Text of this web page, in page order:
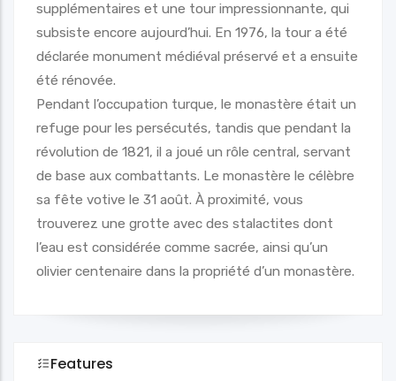
supplémentaires et une tour impressionnante, qui
subsiste encore aujourd’hui. En 1976, la tour a été
déclarée monument médiéval préservé et a ensuite
été rénovée.
Pendant l’occupation turque, le monastère était un
refuge pour les persécutés, tandis que pendant la
révolution de 1821, il a joué un rôle central, servant
de base aux combattants. Le monastère le célèbre
sa fête votive le 31 août. À proximité, vous
trouverez une grotte avec des stalactites dont
l’eau est considérée comme sacrée, ainsi qu’un
olivier centenaire dans la propriété d’un monastère.
Features